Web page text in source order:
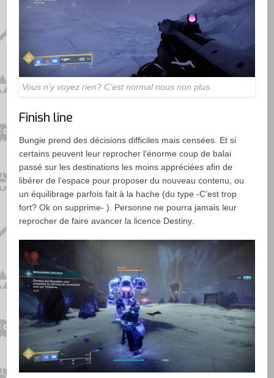
Vous n’y voyez rien? C’est normal nous non plus.
Finish line
Bungie prend des décisions difficiles mais censées. Et si
certains peuvent leur reprocher l’énorme coup de balai
passé sur les destinations les moins appréciées afin de
libérer de l’espace pour proposer du nouveau contenu, ou
un équilibrage parfois fait à la hache (du type -C’est trop
fort? Ok on supprime- ). Personne ne pourra jamais leur
reprocher de faire avancer la licence Destiny.